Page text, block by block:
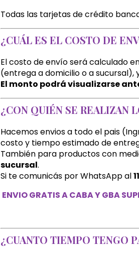
Todas las tarjetas de crédito
¿CUÁL ES EL COSTO DE
El costo de envío será calculado
(entrega a domicilio o a sucursal),
El monto podrá visualizarse
¿CON QUIÉN SE REALIZAN
Hacemos envios a todo el pais
costo y tiempo estimado de
También para productos con
sucursal.
Si te comunicás por WhatsApp al
ENVIO GRATIS A CABA Y GBA
¿CUANTO TIEMPO TENGO